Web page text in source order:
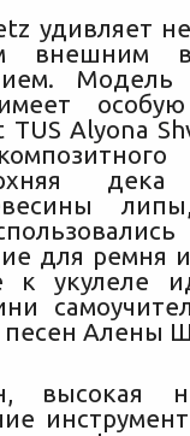
удивляет
внешним
особую
Alyona
дека
для ремня
к укулеле
песен Алены
высокая